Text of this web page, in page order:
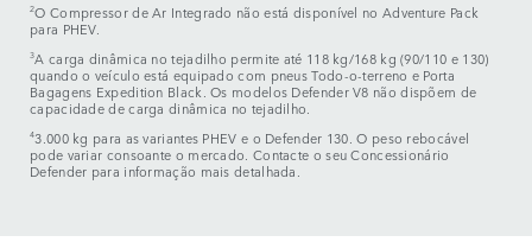
2O Compressor de Ar Integrado não está disponível no Adventure Pack
para PHEV.
3A carga dinâmica no tejadilho permite até 118 kg/168 kg (90/110 e 130)
quando o veículo está equipado com pneus Todo-o-terreno e Porta
Bagagens Expedition Black. Os modelos Defender V8 não dispõem de
capacidade de carga dinâmica no tejadilho.
43.000 kg para as variantes PHEV e o Defender 130. O peso rebocável
pode variar consoante o mercado. Contacte o seu Concessionário
Defender para informação mais detalhada.